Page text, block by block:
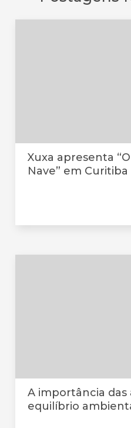
Xuxa apresenta
Nave” em Curitiba
A importância das
equilíbrio